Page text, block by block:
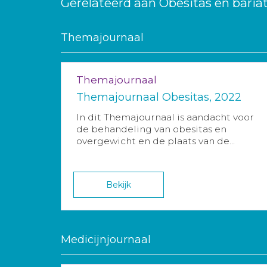
Themajournaal
Themajournaal
Themajournaal Obesitas, 2022
In dit Themajournaal is aandacht voor
de behandeling van obesitas en
overgewicht en de plaats van de...
Bekijk
Medicijnjournaal